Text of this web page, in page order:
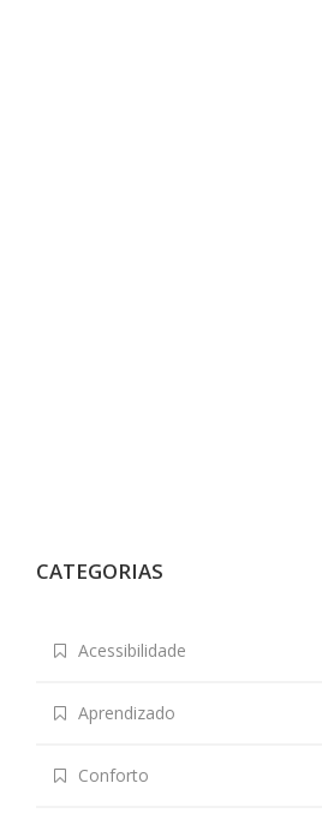
CATEGORIAS
Acessibilidade
Aprendizado
Conforto